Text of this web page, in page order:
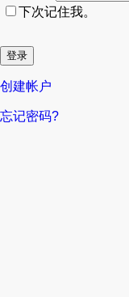
下次记住我。
创建帐户
忘记密码?